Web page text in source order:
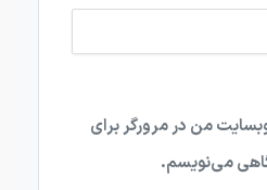
من در مرورگر برای
می‌نویسم.